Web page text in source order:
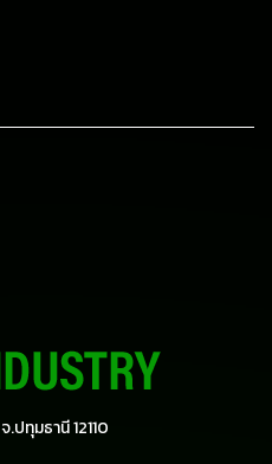
จ.ปทุมธานี 12110